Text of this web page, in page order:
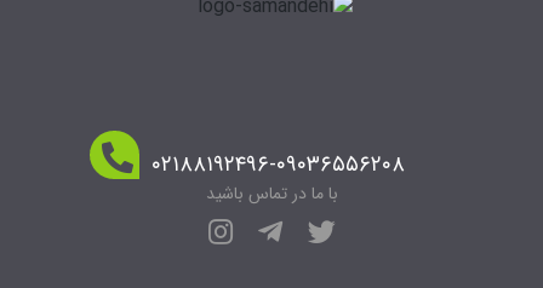
۰۲۱۸۸۱۹۲۴۹۶-۰۹۰۳۶۵۵۶۲۰۸
با ما در تماس باشید